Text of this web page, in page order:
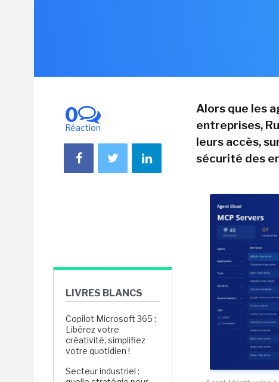
0
Réaction
LIVRES BLANCS
Copilot Microsoft 365 :
Libérez votre
créativité, simplifiez
votre quotidien !
Secteur industriel :
Alors que les
entreprises,
leurs accès,
sécurité des